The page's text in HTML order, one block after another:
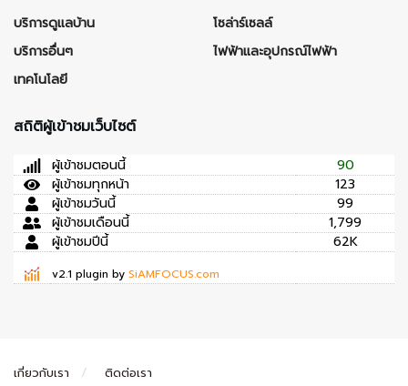
บริการดูแลบ้าน
บริการอื่นๆ
เทคโนโลยี
โซล่าร์เซลล์
ไฟฟ้าและอุปกรณ์ไฟฟ้า
สถิติผู้เข้าชมเว็บไซต์
ผู้เข้าชมตอนนี้
90
ผู้เข้าชมทุกหน้า
123
ผู้เข้าชมวันนี้
99
ผู้เข้าชมเดือนนี้
1,799
ผู้เข้าชมปีนี้
62K
v2.1 plugin by SiAMFOCUS.com
เกี่ยวกับเรา ติดต่อเรา